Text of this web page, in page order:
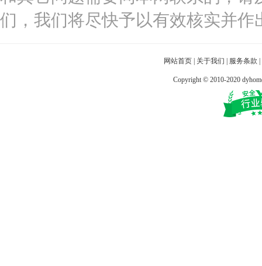
们，我们将尽快予以有效核实并作
网站首页 关于我们 服务条款
Copyright © 2010-2020